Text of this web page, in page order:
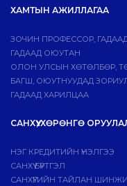
ХАМТЫН АЖИЛЛАГАА
ЗОЧИН ПРОФЕССОР,
ГАДААД ОЮУТАН
ОЛОН УЛСЫН ХӨТӨЛБӨР,
БАГШ, ОЮУТНУУДАД
ГАДААД ХАРИЛЦАА
САНХҮҮ, ХӨРӨНГӨ
НЭГ КРЕДИТИЙН ҮНЭЛГЭЭ
САНХҮҮ БҮРТГЭЛ
САНХҮҮГИЙН ТАЙЛАН